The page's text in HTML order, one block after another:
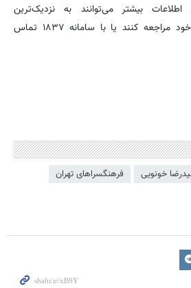
اطلاعات بیشتر می‌توانند به نزدیک‌ترین
فرهنگسرای محل سکونت خود مراجعه کنند یا با سامانه ۱۸۳۷ تماس
خونویی
فرهنگسراهای تهران